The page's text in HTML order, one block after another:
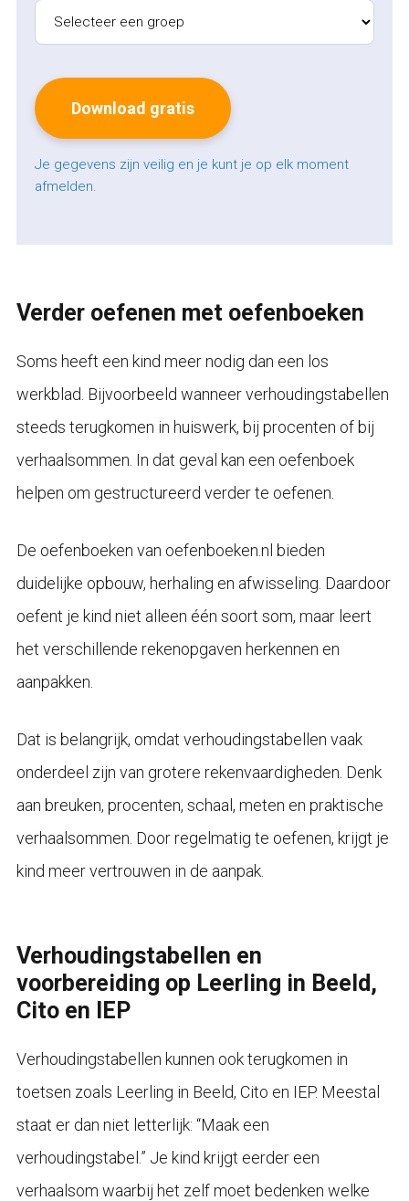
Je gegevens zijn veilig en je kunt je op elk moment
afmelden.
Verder oefenen met oefenboeken
Soms heeft een kind meer nodig dan een los
werkblad. Bijvoorbeeld wanneer verhoudingstabellen
steeds terugkomen in huiswerk, bij procenten of bij
verhaalsommen. In dat geval kan een oefenboek
helpen om gestructureerd verder te oefenen.
De oefenboeken van oefenboeken.nl bieden
duidelijke opbouw, herhaling en afwisseling. Daardoor
oefent je kind niet alleen één soort som, maar leert
het verschillende rekenopgaven herkennen en
aanpakken.
Dat is belangrijk, omdat verhoudingstabellen vaak
onderdeel zijn van grotere rekenvaardigheden. Denk
aan breuken, procenten, schaal, meten en praktische
verhaalsommen. Door regelmatig te oefenen, krijgt je
kind meer vertrouwen in de aanpak.
Verhoudingstabellen en
voorbereiding op Leerling in Beeld,
Cito en IEP
Verhoudingstabellen kunnen ook terugkomen in
toetsen zoals Leerling in Beeld, Cito en IEP. Meestal
staat er dan niet letterlijk: “Maak een
verhoudingstabel.” Je kind krijgt eerder een
verhaalsom waarbij het zelf moet bedenken welke